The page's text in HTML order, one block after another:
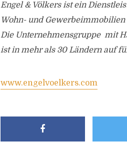
Engel & Völkers ist ein
Wohn- und
Die Unternehmensgruppe mit
ist in mehr als 30 Ländern auf
www.engelvoelkers.com